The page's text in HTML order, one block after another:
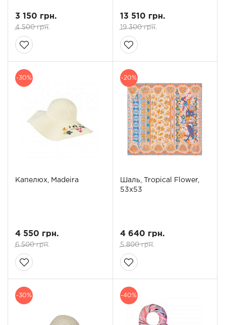
3 150 грн.
4 500 грн.
13 510 грн.
19 300 грн.
-30%
Капелюх, Madeira
4 550 грн.
6 500 грн.
-20%
Шаль, Tropical Flower,
53x53
4 640 грн.
5 800 грн.
-30% -40%